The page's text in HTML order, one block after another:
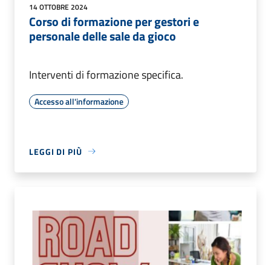
14 OTTOBRE 2024
Corso di formazione per gestori e
personale delle sale da gioco
Interventi di formazione specifica.
Accesso all'informazione
LEGGI DI PIÙ